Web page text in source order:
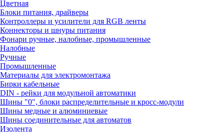
Цветная
Блоки питания, драйверы
Контроллеры и усилители для RGB ленты
Коннекторы и шнуры питания
Фонари ручные, налобные, промышленные
Налобные
Ручные
Промышленные
Материалы для электромонтажа
Бирки кабельные
DIN - рейки для модульной автоматики
Шины "0", блоки распределительные и кросс-модули
Шины медные и алюминиевые
Шины соединительные для автоматов
Изолента